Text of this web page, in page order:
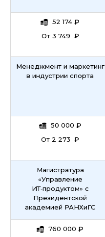
52 174 ₽
От 3 749 ₽
Менеджмент и маркетинг
в индустрии спорта
50 000 ₽
От 2 273 ₽
Магистратура
«Управление
ИТ‑продуктом» c
Президентской
академией РАНХиГС
760 000 ₽